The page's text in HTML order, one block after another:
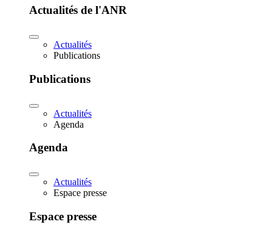
Actualités de l'ANR
Actualités
Publications
Publications
Actualités
Agenda
Agenda
Actualités
Espace presse
Espace presse